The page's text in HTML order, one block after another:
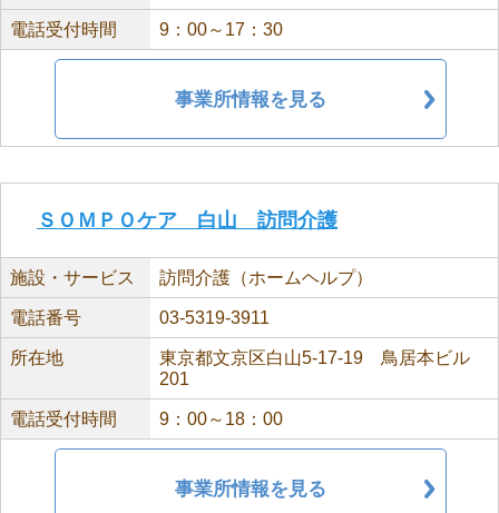
電話受付時間 9：00～17：30
事業所情報を見る
ＳＯＭＰＯケア 白山 訪問介護
施設・サービス 訪問介護（ホームヘルプ）
電話番号 03-5319-3911
所在地
東京都文京区白山5-17-19 鳥居本ビル
201
電話受付時間 9：00～18：00
事業所情報を見る